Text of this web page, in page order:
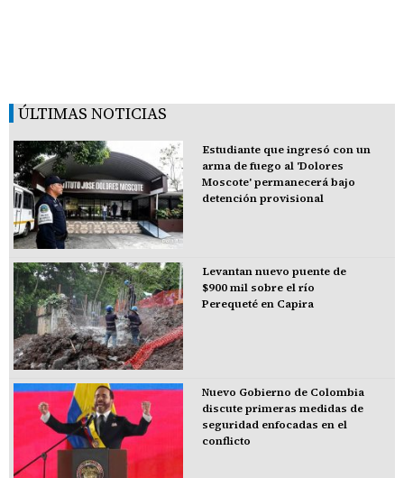
ÚLTIMAS NOTICIAS
Estudiante que ingresó con un
arma de fuego al 'Dolores
Moscote' permanecerá bajo
detención provisional
Levantan nuevo puente de
$900 mil sobre el río
Perequeté en Capira
Nuevo Gobierno de Colombia
discute primeras medidas de
seguridad enfocadas en el
conflicto